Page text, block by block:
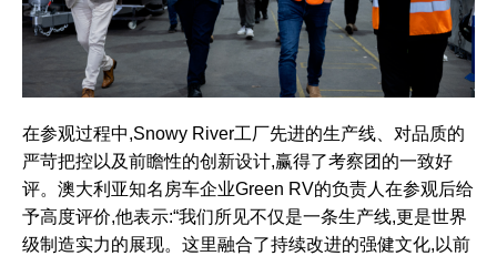
在参观过程中,Snowy River工厂先进的生产线、对品质的
严苛把控以及前瞻性的创新设计,赢得了考察团的一致好
评。澳大利亚知名房车企业Green RV的负责人在参观后给
予高度评价,他表示:“我们所见不仅是一条生产线,更是世界
级制造实力的展现。这里融合了持续改进的强健文化,以前